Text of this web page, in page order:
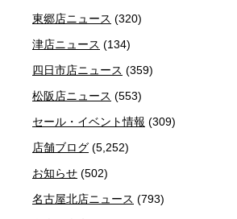
東郷店ニュース (320)
津店ニュース (134)
四日市店ニュース (359)
松阪店ニュース (553)
セール・イベント情報 (309)
店舗ブログ (5,252)
お知らせ (502)
名古屋北店ニュース (793)